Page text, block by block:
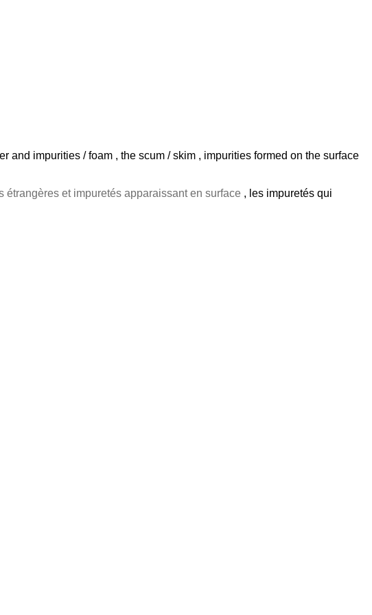
and impurities / foam , the scum / skim , impurities formed on the surface
étrangères et impuretés apparaissant en surface , les impuretés qui